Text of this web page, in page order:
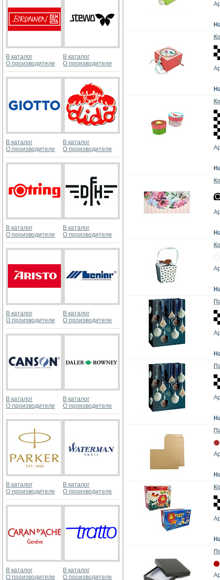
В каталог
О производителе
В каталог
О производителе
В каталог
О производителе
В каталог
О производителе
В каталог
О производителе
В каталог
О производителе
В каталог
О производителе
В каталог
О производителе
В каталог
О производителе
В каталог
О производителе
В каталог
О производителе
В каталог
О производителе
В каталог
О производителе
В каталог
О производителе